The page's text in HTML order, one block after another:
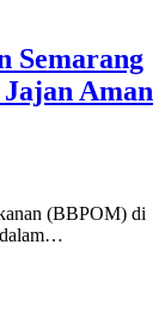
Semarang
Aman
(BBPOM) di
dalam…